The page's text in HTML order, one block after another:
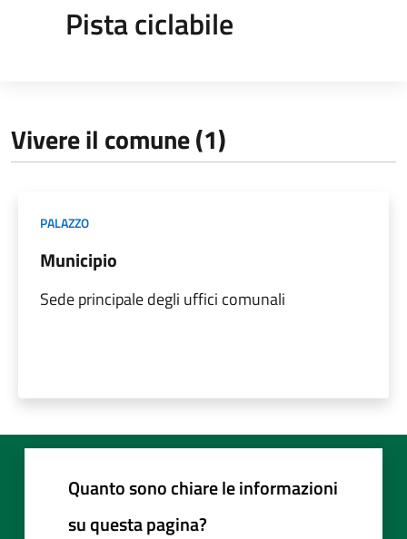
Pista ciclabile
Vivere il comune (1)
PALAZZO
Municipio
Sede principale degli uffici comunali
Quanto sono chiare le informazioni
su questa pagina?